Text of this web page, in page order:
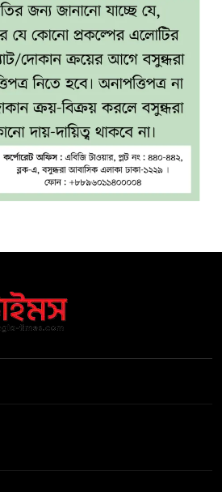
কম বয়সেই বন্ধ্যাত্বের ঝুঁকি?
নারীদের ৩ লক্ষণে সতর্ক হওয়ার
পরামর্শ
ইনফ্লুয়েঞ্জা ঠেকাতে নতুন আশার
আলো, প্রবীণদের জন্য এমআরএনএ
ফ্লু টিকা
ব্যবহৃত রাখি ডাস্টবিনে ফেলেন?
আমদানিতে বিশেষ সুবিধার
অভিযোগ ভিত্তিহীন: জ্বালানি বিভাগ
শেখ হাসিনা চাইলেই কি দেশে